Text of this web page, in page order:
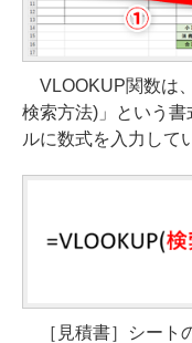
VLOOKUP関数は
検索方法)」という
ルに数式を入力して
［見積書］シート